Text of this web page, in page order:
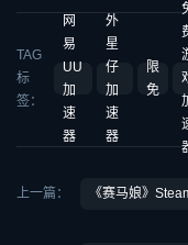
TAG
标
签：
网
易
UU
加
速
器
外
星
仔
加
速
器
限
免
上一篇： 《赛马娘》